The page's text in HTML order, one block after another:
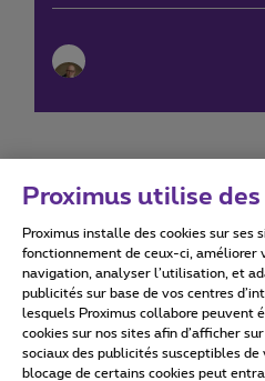
Conditions d'utilisation
Tous droits réservés. © 2026
Proximus utilise des
Proximus installe des cookies sur ses
fonctionnement de ceux-ci, améliorer
navigation, analyser l’utilisation, et
publicités sur base de vos centres
lesquels Proximus collabore peuvent
cookies sur nos sites afin d’afficher
sociaux des publicités susceptibles
blocage de certains cookies peut